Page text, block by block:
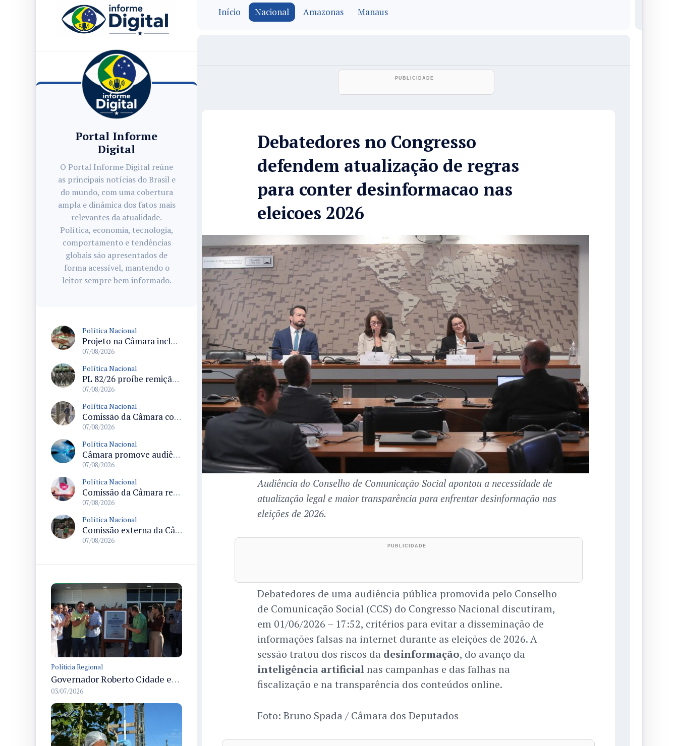
Portal Informe
Digital
O Portal Informe Digital reúne
as principais notícias do Brasil e
do mundo, com uma cobertura
ampla e dinâmica dos fatos mais
relevantes da atualidade.
Política, economia, tecnologia,
comportamento e tendências
globais são apresentados de
forma acessível, mantendo o
leitor sempre bem informado.
Política Nacional
Projeto na Câmara inclui estudantes com deficiência no regime escolar especial da LDB e estabelece critérios para frequência
07/08/2026
Política Nacional
PL 82/26 proíbe remição de pena por trabalho em funções militares para condenados por crimes contra o Estado Democrático de Direito
07/08/2026
Política Nacional
Comissão da Câmara convoca audiência para discutir misoginia nas escolas e universidades após divulgação de listas misóginas
07/08/2026
Política Nacional
Câmara promove audiência sobre Marco de Fomento à Economia Digital e impactos da inteligência artificial
07/08/2026
Política Nacional
Comissão da Câmara realiza audiência sobre apostas online para medir o tamanho do mercado ilegal
07/08/2026
Política Nacional
Comissão externa da Câmara convoca audiência pública sobre chuvas na Zona da Mata de Minas Gerais e impactos em Juiz de Fora
07/08/2026
Políticia Regional
Governador Roberto Cidade entrega readequação do ambulatório da FCecon e amplia capacidade de atendimento oncológico em Manaus
03/07/2026
Início Nacional Amazonas Manaus
Debatedores no Congresso
defendem atualização de regras
para conter desinformacao nas
eleicoes 2026
Audiência do Conselho de Comunicação Social apontou a necessidade de
atualização legal e maior transparência para enfrentar desinformação nas
eleições de 2026.
Debatedores de uma audiência pública promovida pelo Conselho
de Comunicação Social (CCS) do Congresso Nacional discutiram,
em 01/06/2026 – 17:52, critérios para evitar a disseminação de
informações falsas na internet durante as eleições de 2026. A
sessão tratou dos riscos da desinformação, do avanço da
inteligência artificialnas campanhas e das falhas na
fiscalização e na transparência dos conteúdos online.
Foto: Bruno Spada / Câmara dos Deputados